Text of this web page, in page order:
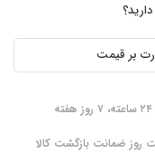
بر قیمت
۲۴ ساعته، ۷ روز هفته
روز ضمانت بازگشت کالا